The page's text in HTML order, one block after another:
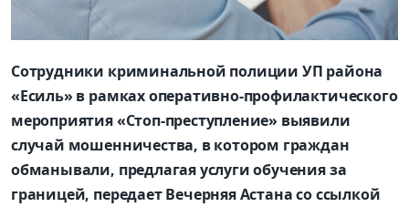
Сотрудники криминальной полиции УП района
«Есиль» в рамках оперативно-профилактического
мероприятия «Стоп-преступление» выявили
случай мошенничества, в котором граждан
обманывали, предлагая услуги обучения за
границей, передает Вечерняя Астана со ссылкой